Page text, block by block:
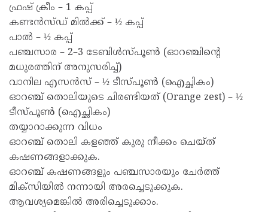
ഫ്രഷ് ക്രീം – 1 കപ്പ്
കണ്ടൻസ്ഡ് മിൽക്ക് – ½ കപ്പ്
പാൽ – ½ കപ്പ്
പഞ്ചസാര – 2–3 ടേബിൾസ്പൂൺ (ഓറഞ്ചിന്റെ
മധുരത്തിന് അനുസരിച്ച്)
വാനില എസൻസ് – ½ ടീസ്പൂൺ (ഐച്ഛികം)
ഓറഞ്ച് തൊലിയുടെ ചിരണ്ടിയത് (Orange zest) – ½
ടീസ്പൂൺ (ഐച്ഛികം)
തയ്യാറാക്കുന്ന വിധം
ഓറഞ്ച് തൊലി കളഞ്ഞ് കുരു നീക്കം ചെയ്ത്
കഷണങ്ങളാക്കുക.
ഓറഞ്ച് കഷണങ്ങളും പഞ്ചസാരയും ചേർത്ത്
മിക്സിയിൽ നന്നായി അരച്ചെടുക്കുക.
ആവശ്യമെങ്കിൽ അരിച്ചെടുക്കാം.